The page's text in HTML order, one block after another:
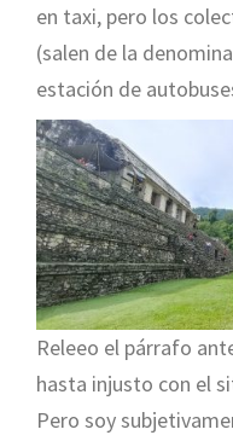
en taxi, pero los
(salen de la
estación de
Releeo el párrafo
hasta injusto con el
Pero soy